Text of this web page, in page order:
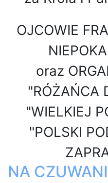
OJCOWIE
oraz
"RÓŻAŃCA
"WIELKIEJ
"POLSKI
NA